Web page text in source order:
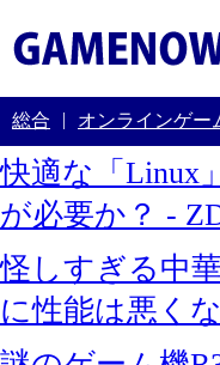
総合 | オンラインゲー
快適な「Linux
が必要か？ -
怪しすぎる中
に性能は悪く